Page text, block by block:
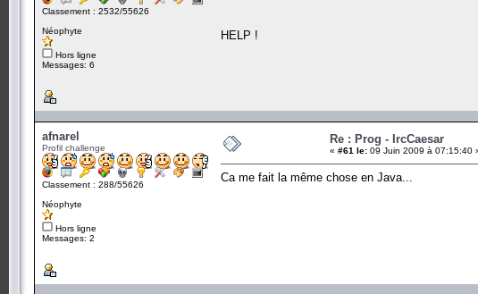
Classement : 2532/55626
Néophyte
Hors ligne
Messages: 6
HELP !
afnarel
Profil challenge
Classement : 288/55626
Néophyte
Hors ligne
Messages: 2
Re : Prog - IrcCaesar
« #61 le: 09 Juin 2009 à 07:15:40
Ca me fait la même chose en Java...